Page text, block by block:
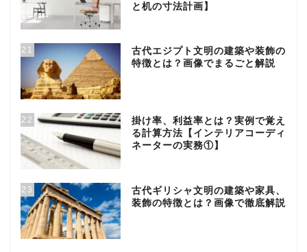
と机の寸法計画】
21
古代エジプト文明の建築や装飾の
特徴とは？画像でまるごと解説
22
掛け率、利益率とは？実例で覚え
る計算方法【インテリアコーディ
ネーターの実務①】
23
古代ギリシャ文明の建築や家具、
装飾の特徴とは？画像で徹底解説